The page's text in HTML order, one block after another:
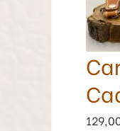
con
y